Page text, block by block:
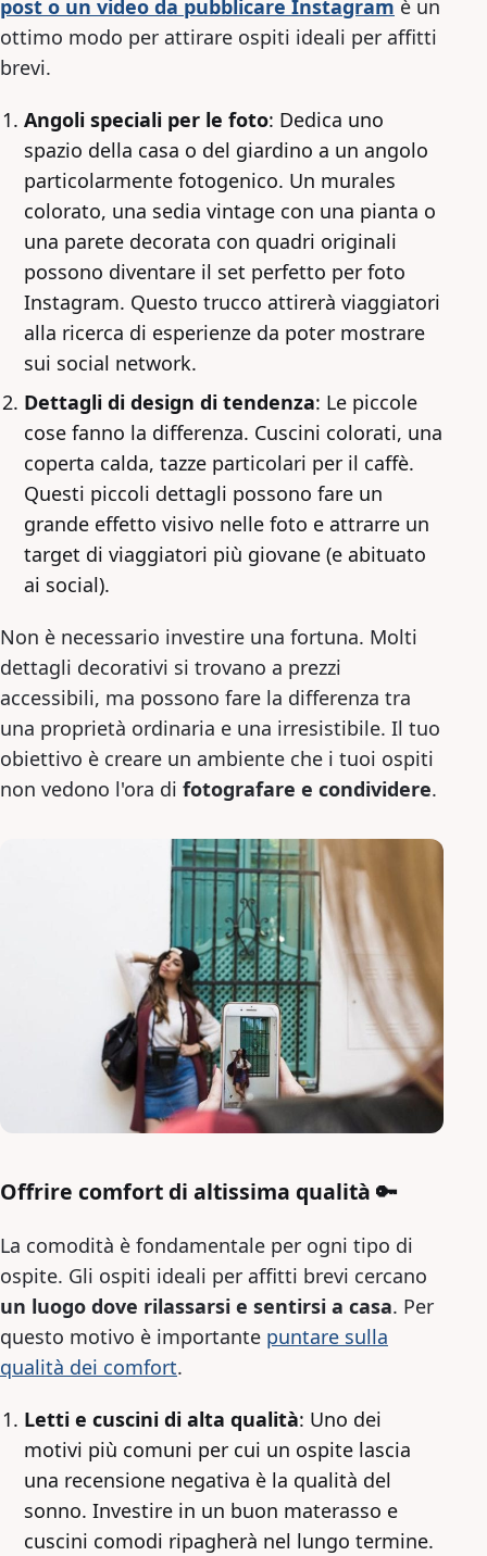
post o un video da pubblicare Instagram è un
ottimo modo per attirare ospiti ideali per affitti
brevi.
Angoli speciali per le foto: Dedica uno
spazio della casa o del giardino a un angolo
particolarmente fotogenico. Un murales
colorato, una sedia vintage con una pianta o
una parete decorata con quadri originali
possono diventare il set perfetto per foto
Instagram. Questo trucco attirerà viaggiatori
alla ricerca di esperienze da poter mostrare
sui social network.
Dettagli di design di tendenza: Le piccole
cose fanno la differenza. Cuscini colorati, una
coperta calda, tazze particolari per il caffè.
Questi piccoli dettagli possono fare un
grande effetto visivo nelle foto e attrarre un
target di viaggiatori più giovane (e abituato
ai social).
Non è necessario investire una fortuna. Molti
dettagli decorativi si trovano a prezzi
accessibili, ma possono fare la differenza tra
una proprietà ordinaria e una irresistibile. Il tuo
obiettivo è creare un ambiente che i tuoi ospiti
non vedono l'ora di fotografare e condividere.
Offrire comfort di altissima qualità 🔑
La comodità è fondamentale per ogni tipo di
ospite. Gli ospiti ideali per affitti brevi cercano
un luogo dove rilassarsi e sentirsi a casa. Per
questo motivo è importante puntare sulla
qualità dei comfort.
Letti e cuscini di alta qualità: Uno dei
motivi più comuni per cui un ospite lascia
una recensione negativa è la qualità del
sonno. Investire in un buon materasso e
cuscini comodi ripagherà nel lungo termine.